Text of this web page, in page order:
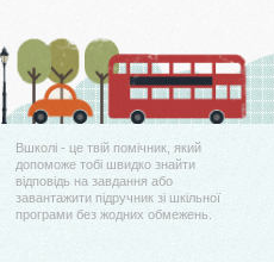
Вшколі - це твій помічник, який
допоможе тобі швидко знайти
відповідь на завдання або
завантажити підручник зі шкільної
програми без жодних обмежень.